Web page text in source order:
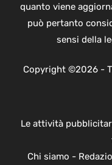
quanto viene
può pertanto
sensi della
Copyright ©2026 -
Le attività
Chi siamo -